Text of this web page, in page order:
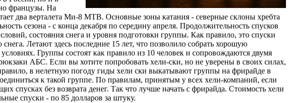
французы. На
два верталета Ми-8 МТВ. Основные зоны катания - северные склоны хребта
сезона - с конца декабря по середину апреля. Продолжительность спусков
состояния снега и уровня подготовки группы. Как правило, это спуски
Летают здесь последние 15 лет, что позволило собрать хорошую
Группы состоят как правило из 10 человек и сопровождаются двумя
АБС. Если вы хотите попробовать хели-ски, но не уверены в своих силах,
в нелетную погоду гиды хели ски выкатывают группы на фрирайде в
к такой группе. По правилам, принятым у всех хели-компаний, если
спусках без возврата денег. Так что лучше начать с фрирайда. Стоимость хели
спуски - по 85 долларов за штуку.